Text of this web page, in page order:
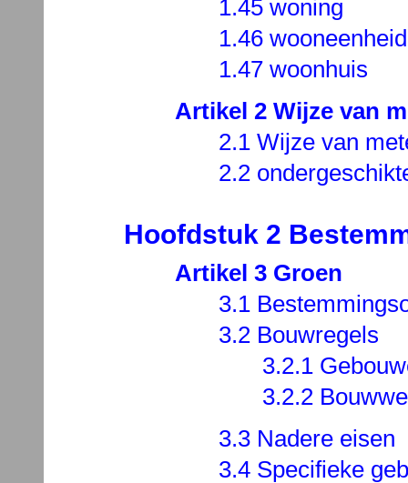
1.45 woning
1.46 wooneenheid
1.47 woonhuis
Artikel 2 Wijze van
2.1 Wijze van
2.2
Hoofdstuk 2
Artikel 3 Groen
3.1
3.2 Bouwregels
3.2.1
3.2.2
3.3 Nadere eisen
3.4 Specifieke